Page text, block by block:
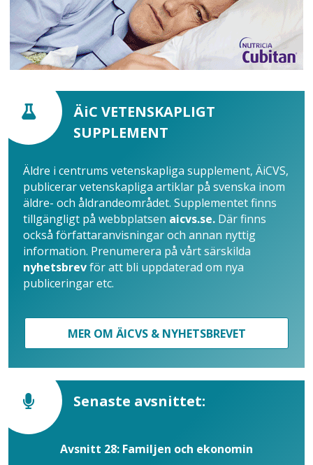
ÄiC VETENSKAPLIGT
SUPPLEMENT
Äldre i centrums vetenskapliga supplement, ÄiCVS,
publicerar vetenskapliga artiklar på svenska inom
äldre- och åldrandeområdet. Supplementet finns
tillgängligt på webbplatsen aicvs.se. Där finns
också författaranvisningar och annan nyttig
information. Prenumerera på vårt särskilda
nyhetsbrevför att bli uppdaterad om nya
publiceringar etc.
MER OM ÄICVS & NYHETSBREVET
Senaste avsnittet:
Avsnitt 28: Familjen och ekonomin